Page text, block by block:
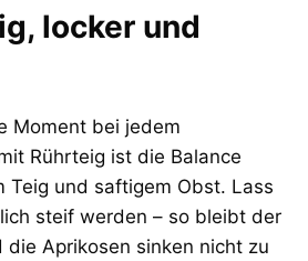
locker und
Moment bei jedem
Rührteig ist die Balance
Teig und saftigem Obst. Lass
steif werden – so bleibt der
die Aprikosen sinken nicht zu